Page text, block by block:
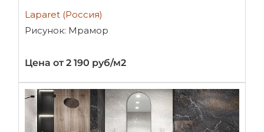
Laparet (Россия)
Рисунок: Мрамор
Цена от 2 190 руб/м2